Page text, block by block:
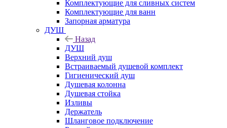
Комплектующие для сливных систем
Комплектующие для ванн
Запорная арматура
ДУШ
Назад
ДУШ
Верхний душ
Встраиваемый душевой комплект
Гигиенический душ
Душевая колонна
Душевая стойка
Изливы
Держатель
Шланговое подключение